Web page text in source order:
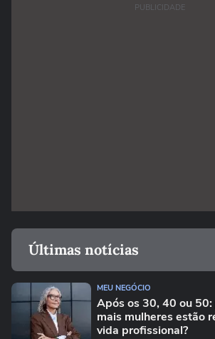
PUBLICIDADE
Últimas notícias
MEU NEGÓCIO
Após os 30, 40 ou
mais mulheres estão
vida profissional?